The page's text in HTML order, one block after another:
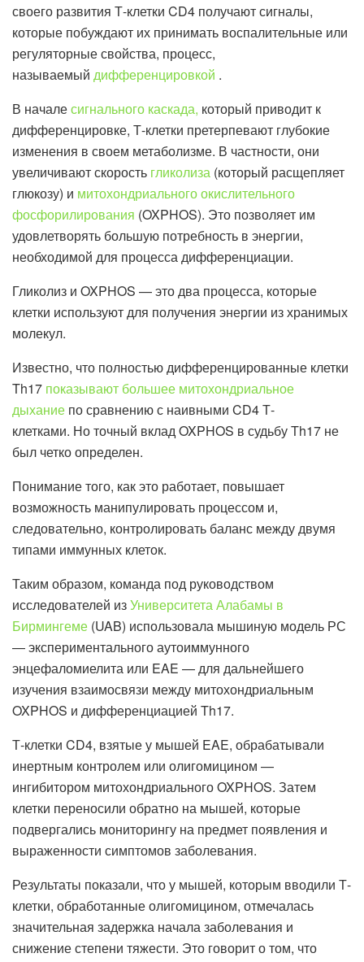
своего развития Т-клетки CD4 получают сигналы,
которые побуждают их принимать воспалительные или
регуляторные свойства, процесс,
называемый дифференцировкой .
В началесигнального каскада, который приводит к
дифференцировке, Т-клетки претерпевают глубокие
изменения в своем метаболизме. В частности, они
увеличивают скорость гликолиза (который расщепляет
глюкозу) и митохондриального окислительного
фосфорилирования (OXPHOS). Это позволяет им
удовлетворять большую потребность в энергии,
необходимой для процесса дифференциации.
Гликолиз и OXPHOS — это два процесса, которые
клетки используют для получения энергии из хранимых
молекул.
Известно, что полностью дифференцированные клетки
Th17 показывают большее митохондриальное
дыхание по сравнению с наивными CD4 Т-
клетками. Но точный вклад OXPHOS в судьбу Th17 не
был четко определен.
Понимание того, как это работает, повышает
возможность манипулировать процессом и,
следовательно, контролировать баланс между двумя
типами иммунных клеток.
Таким образом, команда под руководством
исследователей изУниверситета Алабамы в
Бирмингеме (UAB) использовала мышиную модель РС
— экспериментального аутоиммунного
энцефаломиелита или EAE — для дальнейшего
изучения взаимосвязи между митохондриальным
OXPHOS и дифференциацией Th17.
Т-клетки CD4, взятые у мышей EAE, обрабатывали
инертным контролем или олигомицином —
ингибитором митохондриального OXPHOS. Затем
клетки переносили обратно на мышей, которые
подвергались мониторингу на предмет появления и
выраженности симптомов заболевания.
Результаты показали, что у мышей, которым вводили Т-
клетки, обработанные олигомицином, отмечалась
значительная задержка начала заболевания и
снижение степени тяжести. Это говорит о том, что